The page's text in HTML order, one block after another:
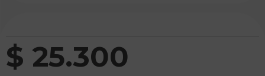
$ 25.300